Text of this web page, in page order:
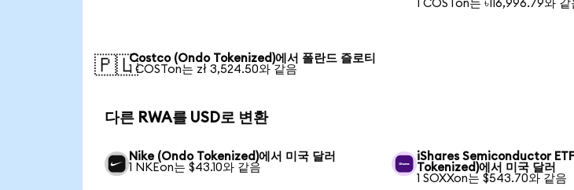
1 COSTon는 ৳116,996.79와 같
🇵🇱Costco (Ondo Tokenized)에서 폴란드 즐로티
1 COSTon는 zł 3,524.50와 같음
다른 RWA를 USD로 변환
Nike (Ondo Tokenized)에서 미국 달러
1 NKEon는 $43.10와 같음
iShares Semiconductor
Tokenized)에서 미국 달러
1 SOXXon는 $543.70와 같음